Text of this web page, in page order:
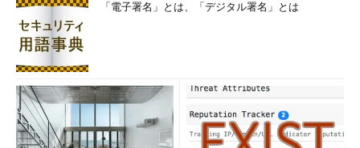
「電子署名」とは、「デジタル署名」とは